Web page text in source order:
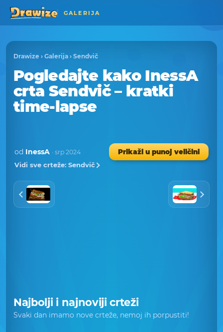
GALERIJA
Drawize › Galerija › Sendvič
Pogledajte kako InessA
crta Sendvič – kratki
time-lapse
od InessA · srp 2024
Prikaži u punoj veličini
Vidi sve crteže: Sendvič
Najbolji i najnoviji crteži
Svaki dan imamo nove crteže, nemoj ih porpustiti!